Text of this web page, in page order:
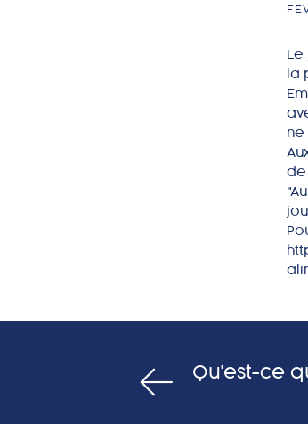
Le
la
ne
de
Qu'est-ce